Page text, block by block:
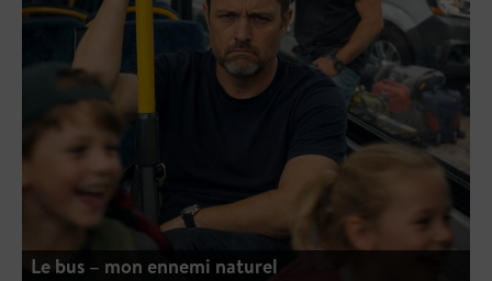
Le bus – mon ennemi naturel